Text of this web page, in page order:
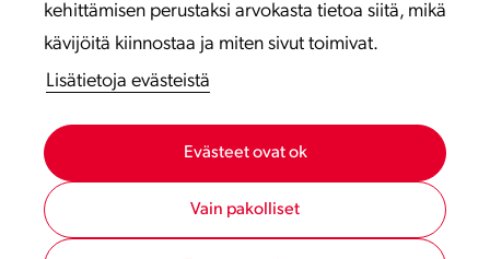
kehittämisen perustaksi arvokasta tietoa siitä, mikä
kävijöitä kiinnostaa ja miten sivut toimivat.
Lisätietoja evästeistä
Evästeet ovat ok
Vain pakolliset